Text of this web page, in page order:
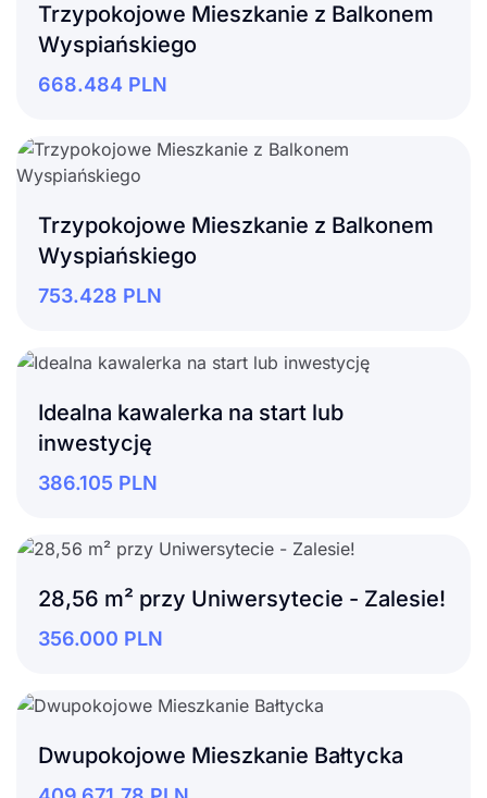
Trzypokojowe Mieszkanie z Balkonem
Wyspiańskiego
668.484 PLN
Trzypokojowe Mieszkanie z Balkonem
Wyspiańskiego
753.428 PLN
Idealna kawalerka na start lub
inwestycję
386.105 PLN
28,56 m² przy Uniwersytecie - Zalesie!
356.000 PLN
Dwupokojowe Mieszkanie Bałtycka